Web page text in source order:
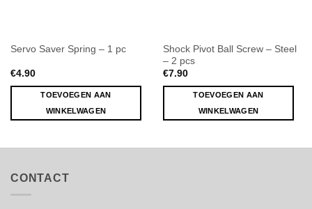
Servo Saver Spring – 1 pc
€4.90
TOEVOEGEN AAN
WINKELWAGEN
Shock Pivot Ball Screw – Steel
– 2 pcs
€7.90
TOEVOEGEN AAN
WINKELWAGEN
CONTACT